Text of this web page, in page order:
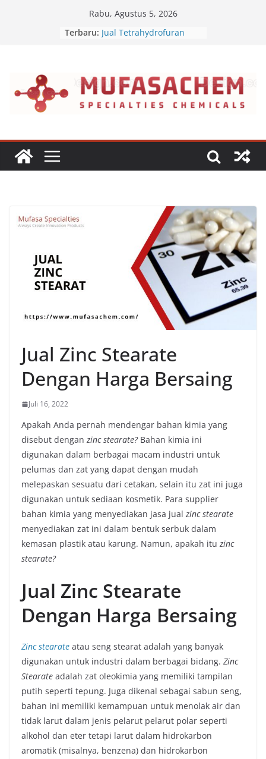
Rabu, Agustus 5, 2026
Terbaru: Jual Tetrahydrofuran
Jual Furfuryl Alcohol
Jual Zinc Stearate
Dengan Harga Bersaing
Juli 16, 2022
Apakah Anda pernah mendengar bahan kimia yang
disebut dengan zinc stearate? Bahan kimia ini
digunakan dalam berbagai macam industri untuk
pelumas dan zat yang dapat dengan mudah
melepaskan sesuatu dari cetakan, selain itu zat ini juga
digunakan untuk sediaan kosmetik. Para supplier
bahan kimia yang menyediakan jasa jual zinc stearate
menyediakan zat ini dalam bentuk serbuk dalam
kemasan plastik atau karung. Namun, apakah itu zinc
stearate?
Jual Zinc Stearate
Dengan Harga Bersaing
Zinc stearate atau seng stearat adalah yang banyak
digunakan untuk industri dalam berbagai bidang. Zinc
Stearate adalah zat oleokimia yang memiliki tampilan
putih seperti tepung. Juga dikenal sebagai sabun seng,
bahan ini memiliki kemampuan untuk menolak air dan
tidak larut dalam jenis pelarut pelarut polar seperti
alkohol dan eter tetapi larut dalam hidrokarbon
aromatik (misalnya, benzena) dan hidrokarbon